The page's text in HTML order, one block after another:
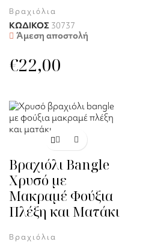
Βραχιόλια
ΚΩΔΙΚΟΣ 30737
Άμεση αποστολή
€22,00
Βραχιόλι Bangle
Χρυσό με
Μακραμέ Φούξια
Πλέξη και Ματάκι
Βραχιόλια